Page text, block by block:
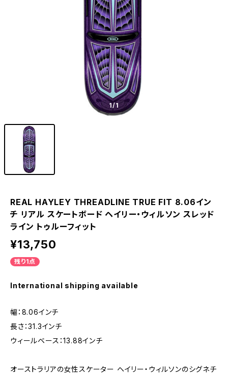
1/1
REAL HAYLEY THREADLINE TRUE FIT 8.06イン
チ リアル スケートボード ヘイリー・ウィルソン スレッド
ライン トゥルーフィット
¥13,750
残り1点
International shipping available
幅：8.06インチ
長さ：31.3インチ
ウィールベース：13.88インチ
オーストラリアの女性スケーター ヘイリー・ウィルソンのシグネチ